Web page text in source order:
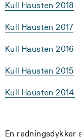
Kull Hausten 2018
Kull Hausten 2017
Kull Hausten 2016
Kull Hausten 2015
Kull Hausten 2014
En redningsdykker